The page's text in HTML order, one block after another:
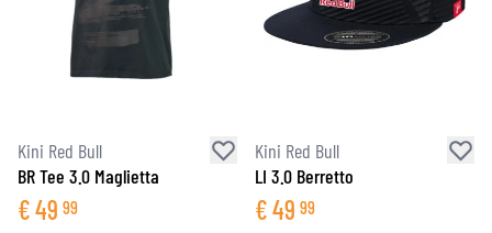
Kini Red Bull
BR Tee 3.0 Maglietta
€49 99
Kini Red Bull
LI 3.0 Berretto
€49 99